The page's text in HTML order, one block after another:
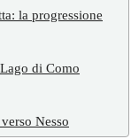
la progressione
di Como
Nesso